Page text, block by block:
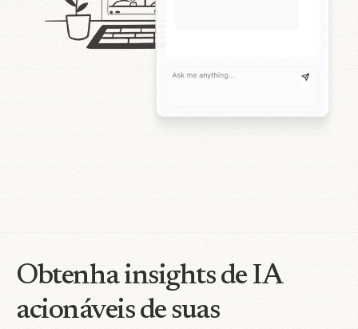
Obtenha insights de IA
acionáveis de suas